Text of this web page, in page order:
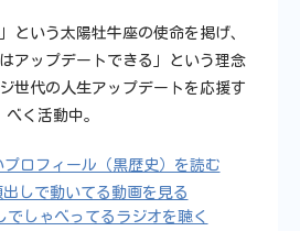
という太陽牡牛座の使命を掲げ、
アップデートできる」という理念
世代の人生アップデートを応援す
べく活動中。
ロフィール（黒歴史）を読む
しで動いてる動画を見る
しゃべってるラジオを聴く